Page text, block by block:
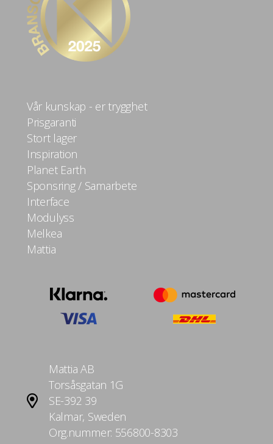
Vår kunskap - er trygghet
Prisgaranti
Stort lager
Inspiration
Planet Earth
Sponsring / Samarbete
Interface
Modulyss
Melkea
Mattia
Mattia AB
Torsåsgatan 1G
SE-392 39
Kalmar, Sweden
Org.nummer: 556800-8303